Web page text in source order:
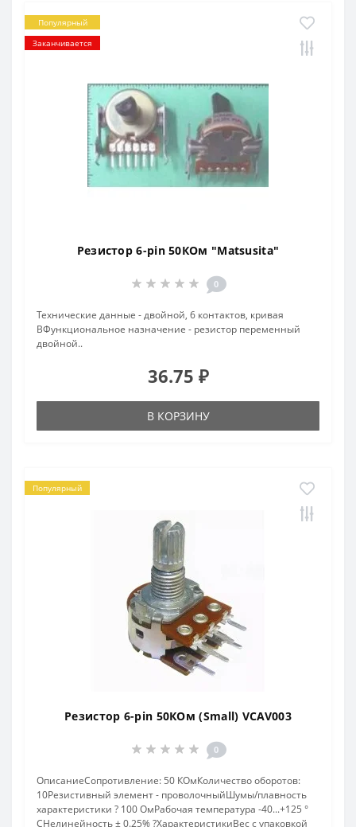
Популярный
Заканчивается
Резистор 6-pin 50КОм "Matsusita"
0
Технические данные - двойной, 6 контактов, кривая
BФункциональное назначение - резистор переменный
двойной..
36.75 ₽
В КОРЗИНУ
Популярный
Резистор 6-pin 50КОм (Small) VCAV003
0
ОписаниеСопротивление: 50 КОмКоличество оборотов:
10Резистивный элемент - проволочныйШумы/плавность
характеристики ? 100 ОмРабочая температура -40...+125 °
СНелинейность ± 0.25% ?ХарактеристикиВес с упаковкой